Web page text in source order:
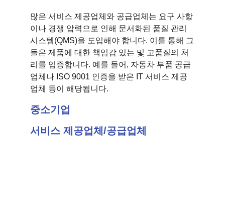
많은 서비스 제공업체와 공급업체는 요구 사항
이나 경쟁 압력으로 인해 문서화된 품질 관리
시스템(QMS)을 도입해야 합니다. 이를 통해 그
들은 제품에 대한 책임감 있는 및 고품질의 처
리를 입증합니다. 예를 들어, 자동차 부품 공급
업체나 ISO 9001 인증을 받은 IT 서비스 제공
업체 등이 해당됩니다.
중소기업
서비스 제공업체/공급업체